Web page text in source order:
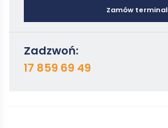
Zamów terminal
Zadzwoń:
17 859 69 49